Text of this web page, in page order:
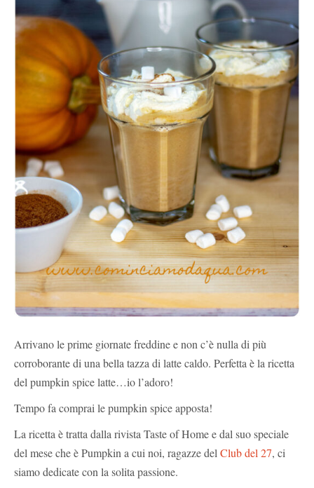
Arrivano le prime giornate freddine e non c’è nulla di più
corroborante di una bella tazza di latte caldo. Perfetta è la ricetta
del pumpkin spice latte…io l’adoro!
Tempo fa comprai le pumpkin spice apposta!
La ricetta è tratta dalla rivista Taste of Home e dal suo speciale
del mese che è Pumpkin a cui noi, ragazze del Club del 27, ci
siamo dedicate con la solita passione.